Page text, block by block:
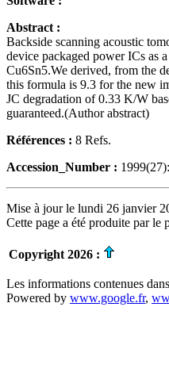
Abstract :
Backside scanning acoustic
device packaged power ICs as
Cu6Sn5.We derived, from the
this formula is 9.3 for the new
JC degradation of 0.33 K/W
guaranteed.(Author abstract)
Références : 8 Refs.
Accession_Number :
Mise à jour le lundi 26 janvier
Cette page a été produite par
Copyright 2026 :
Les informations contenues
Powered by www.google.fr,